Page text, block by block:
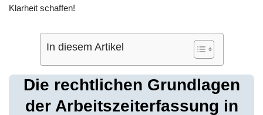
Klarheit schaffen!
In diesem Artikel
Die rechtlichen Grundlagen
der Arbeitszeiterfassung in